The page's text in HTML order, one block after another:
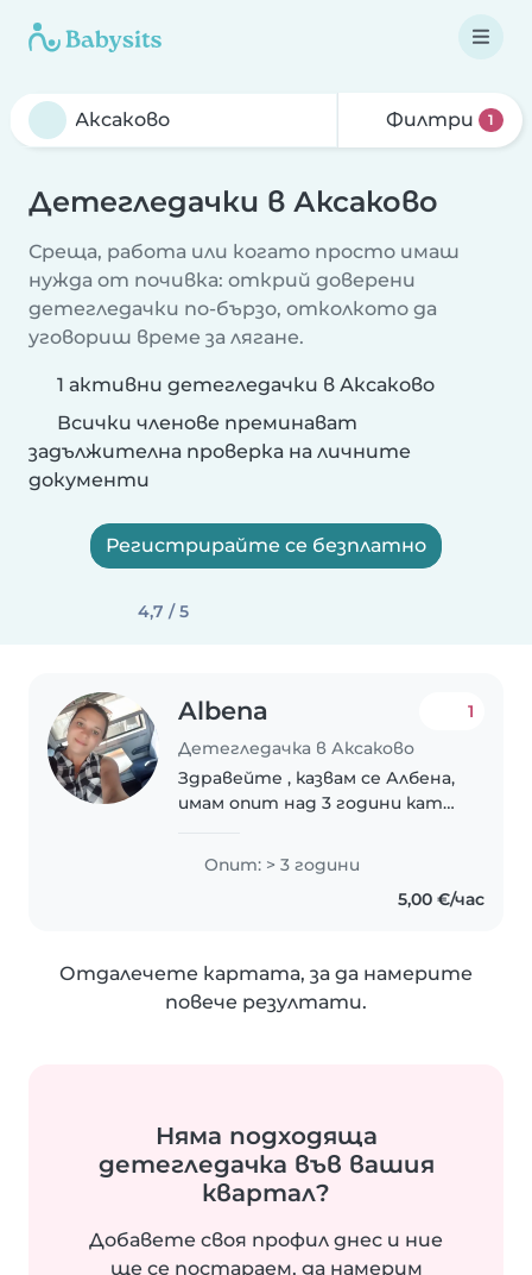
Филтри 1
Детегледачки в Аксаково
Среща, работа или когато просто имаш
нужда от почивка: открий доверени
детегледачки по-бързо, отколкото да
уговориш време за лягане.
1 активни детегледачки в Аксаково
Всички членове преминават
задължителна проверка на личните
документи
Регистрирайте се безплатно
4,7 / 5
Albena
Детегледачка в Аксаково
1
Здравейте , казвам се Албена,
имам опит над 3 години като
цял Берлин! Обожавам децата
и общуването с децата е
Опит: > 3 години
5,00 €/час
Отдалечете картата, за да намерите
повече резултати.
Няма подходяща
детегледачка във вашия
квартал?
Добавете своя профил днес и ние
ще се постараем, да намерим